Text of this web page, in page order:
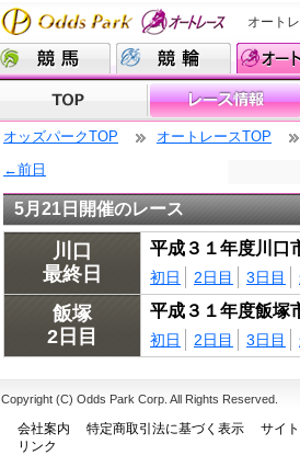
オート
オッズパークTOP オートレースTOP
←前日
5月21日開催のレース
川口
最終日
平成３１年度川口
初日 2日目 3日目
飯塚
2日目
平成３１年度飯塚
初日 2日目 3日目
Copyright (C) Odds Park Corp. All Rights Reserved.
会社案内 特定商取引法に基づく表示 サイ
リンク